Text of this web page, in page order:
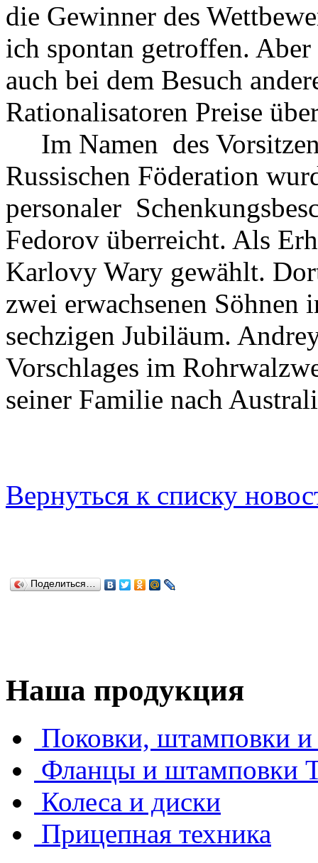
die Gewinner des
ich spontan getroffen.
auch bei dem Besuch
Rationalisatoren Preise
Im Namen des
Russischen Föderation
personaler
Fedorov überreicht. Als
Karlovy Wary gewählt.
zwei erwachsenen Söhnen
sechzigen Jubiläum.
Vorschlages im
seiner Familie nach
Вернуться к списку
Поделиться…
Наша продукция
Поковки, штамповки и
Фланцы и штамповки
Колеса и диски
Прицепная техника